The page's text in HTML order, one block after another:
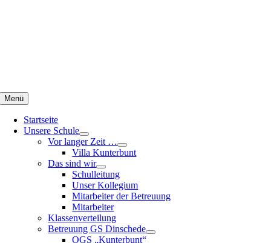
Menü
Startseite
Unsere Schule
Vor langer Zeit …
Villa Kunterbunt
Das sind wir
Schulleitung
Unser Kollegium
Mitarbeiter der Betreuung
Mitarbeiter
Klassenverteilung
Betreuung GS Dinschede
OGS „Kunterbunt“